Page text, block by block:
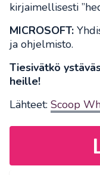
kirjaimellisesti
MICROSOFT:
ja ohjelmisto.
Tiesivätkö
heille!
Lähteet: Scoop